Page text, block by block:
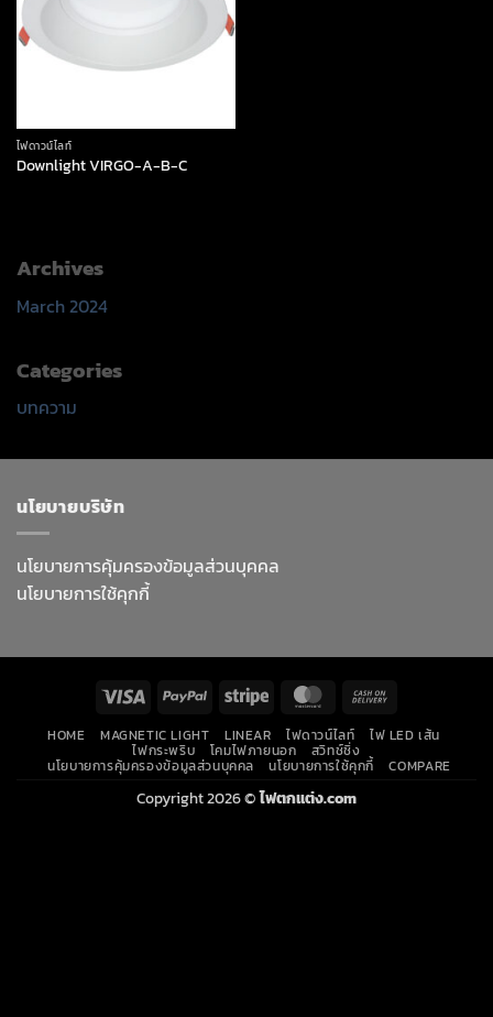
ไฟดาวน์ไลท์
Downlight VIRGO-A-B-C
Archives
March 2024
Categories
บทความ
นโยบายบริษัท
นโยบายการคุ้มครองข้อมูลส่วนบุคคล
นโยบายการใช้คุกกี้
Visa PayPal Stripe MasterCard
Delivery
HOME MAGNETIC LIGHT LINEAR ไฟดาวน์ไลท์ ไฟ LED เส้น
ไฟกระพริบ โคมไฟภายนอก สวิทช์ชิ่ง
นโยบายการคุ้มครองข้อมูลส่วนบุคคล นโยบายการใช้คุกกี้ COMPARE
Copyright 2026 ©ไฟตกแต่ง.com